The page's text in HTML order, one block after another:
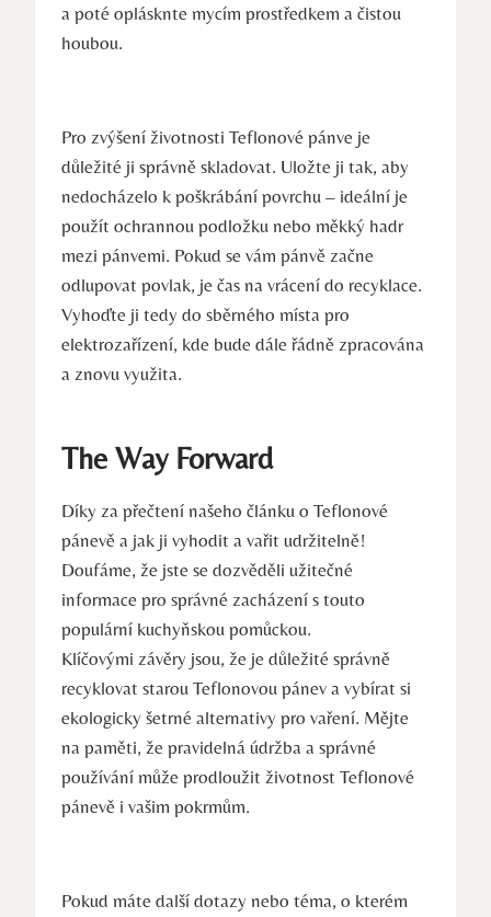
a poté oplásknte mycím prostředkem a čistou
houbou.
Pro zvýšení životnosti Teflonové pánve je
důležité ji správně skladovat. Uložte ji tak, aby
nedocházelo k poškrábání povrchu – ideální je
použít ochrannou podložku nebo měkký hadr
mezi pánvemi. Pokud se vám pánvě začne
odlupovat povlak, je čas na vrácení do recyklace.
Vyhoďte ji tedy do sběrného místa pro
elektrozařízení, kde bude dále řádně zpracována
a znovu využita.
The Way Forward
Díky za přečtení našeho článku o Teflonové
pánevě a jak ji vyhodit a vařit udržitelně!
Doufáme, že jste se dozvěděli užitečné
informace pro správné zacházení s touto
populární kuchyňskou pomůckou.
Klíčovými závěry jsou, že je důležité správně
recyklovat starou Teflonovou pánev a vybírat si
ekologicky šetrné alternativy pro vaření. Mějte
na paměti, že pravidelná údržba a správné
používání může prodloužit životnost Teflonové
pánevě i vašim pokrmům.
Pokud máte další dotazy nebo téma, o kterém